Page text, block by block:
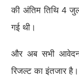
की अंतिम तिथि 4
गई थी।
और अब सभी आवेदन
रिजल्ट का इंतजार है।